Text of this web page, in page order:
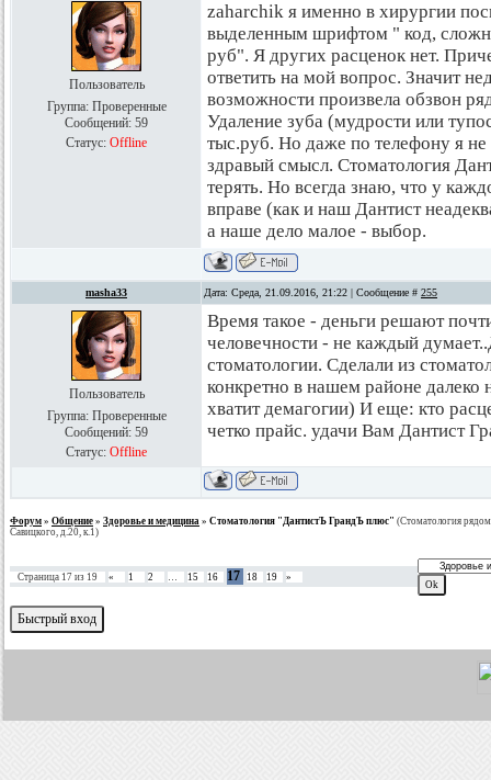
Пользователь
Группа: Проверенные
Сообщений: 59
Статус: Offline
zaharchik я именно в хирургии
выделенным шрифтом " код,
руб". Я других расценок нет.
ответить на мой вопрос. Значит
возможности произвела обзвон
Удаление зуба (мудрости или
тыс.руб. Но даже по телефону я
здравый смысл. Стоматология
терять. Но всегда знаю, что у
вправе (как и наш Дантист
а наше дело малое - выбор.
masha33 Дата: Среда, 21.09.2016, 21:22 | Сообщение # 255
Пользователь
Группа: Проверенные
Сообщений: 59
Статус: Offline
Время такое - деньги решают
человечности - не каждый
стоматологии. Сделали из
конкретно в нашем районе далеко
хватит демагогии) И еще: кто
четко прайс. удачи Вам Дантист
Форум » Общение » Здоровье и медицина » Стоматология "ДантистЪ ГрандЪ плюс" (Стоматология
Савицкого, д.20, к.1)
Страница 17 из 19 « 1 2 … 15 16 17 18 19 »